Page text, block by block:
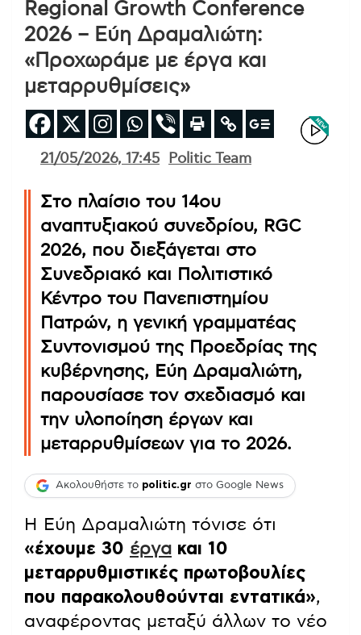
Regional Growth Conference
2026 – Εύη Δραμαλιώτη:
«Προχωράμε με έργα και
μεταρρυθμίσεις»
21/05/2026, 17:45 Politic Team
Στο πλαίσιο του 14ου
αναπτυξιακού συνεδρίου, RGC
2026, που διεξάγεται στο
Συνεδριακό και Πολιτιστικό
Κέντρο του Πανεπιστημίου
Πατρών, η γενική γραμματέας
Συντονισμού της Προεδρίας της
κυβέρνησης, Εύη Δραμαλιώτη,
παρουσίασε τον σχεδιασμό και
την υλοποίηση έργων και
μεταρρυθμίσεων για το 2026.
Ακολουθήστε το politic.gr στο Google News
Η Εύη Δραμαλιώτη τόνισε ότι
«έχουμε 30 έργα και 10
μεταρρυθμιστικές πρωτοβουλίες
που παρακολουθούνται εντατικά»,
αναφέροντας μεταξύ άλλων το νέο